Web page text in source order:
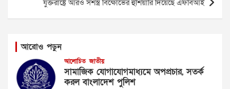
যুক্তরাষ্ট্রে আরও সশস্ত্র বিক্ষোভের হুঁশিয়ারি দিয়েছে এফবিআই
আরোও পড়ুন
আলোচিত জাতীয়
সামাজিক যোগাযোগমাধ্যমে অপপ্রচার, সতর্ক
করল বাংলাদেশ পুলিশ